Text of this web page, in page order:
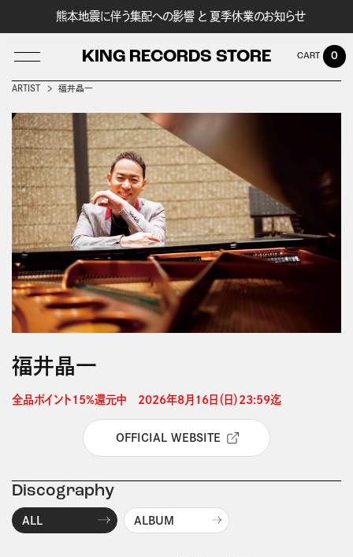
熊本地震に伴う集配への影響 と 夏季休業のお知らせ
KING RECORDS STORE
LOG IN
0
ARTIST 福井晶一
福井晶一
全品ポイント15%還元中　2026年8月16日（日）23:59迄
OFFICIAL WEBSITE
Discography
ALL ALBUM